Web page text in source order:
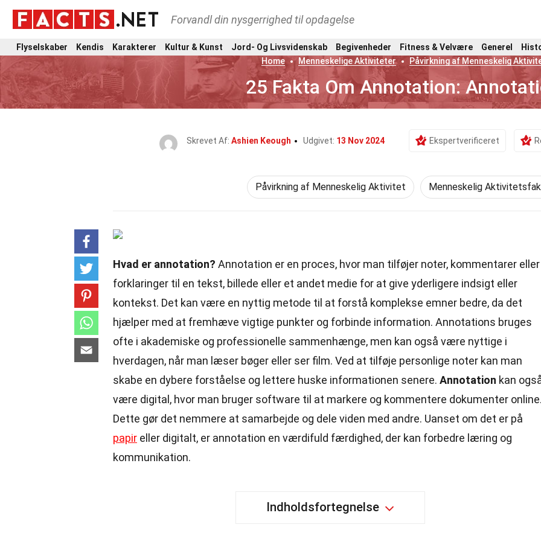
Forvandl din nysgerrighed til opdagelse
Flyselskaber Kendis Karakterer Kultur & Kunst Jord- Og Livsvidenskab Begivenheder Fitness & Velvære Generel
Home
Menneskelige Aktiviteter Påvirkning af Menneskelig
25 Fakta Om Annotation:
Skrevet Af: Ashien Keough Udgivet: 13 Nov 2024 Ekspertverificeret
Påvirkning af Menneskelig Aktivitet Menneskelig
Hvad er annotation? Annotation er en proces, hvor man tilføjer noter, kommentarer eller
forklaringer til en tekst, billede eller et andet medie for at give yderligere indsigt eller
kontekst. Det kan være en nyttig metode til at forstå komplekse emner bedre, da det
hjælper med at fremhæve vigtige punkter og forbinde information. Annotations bruges
ofte i akademiske og professionelle sammenhænge, men kan også være nyttige i
hverdagen, når man læser bøger eller ser film. Ved at tilføje personlige noter kan man
skabe en dybere forståelse og lettere huske informationen senere. Annotation kan
være digital, hvor man bruger software til at markere og kommentere dokumenter
Dette gør det nemmere at samarbejde og dele viden med andre. Uanset om det er på
papir eller digitalt, er annotation en værdifuld færdighed, der kan forbedre læring og
kommunikation.
Indholdsfortegnelse